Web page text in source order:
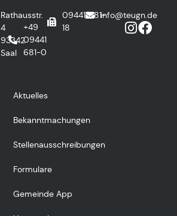
Rathausstr.
4
93342
Saal
+49
09441
681-0
09441/681-
18
info@teugn.de
Aktuelles
Bekanntmachungen
Stellenausschreibungen
Formulare
Gemeinde App